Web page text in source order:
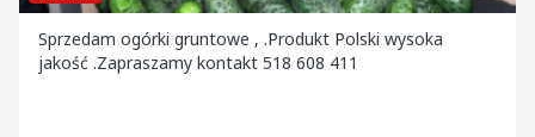
Sprzedam ogórki gruntowe , .Produkt Polski wysoka
jakość .Zapraszamy kontakt 518 608 411